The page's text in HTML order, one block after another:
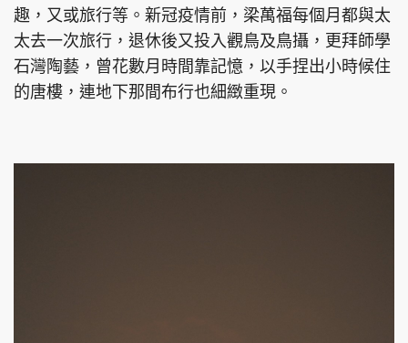
趣，又或旅行等。新冠疫情前，梁萬福每個月都與太
太去一次旅行，退休後又投入觀鳥及鳥攝，更拜師學
石灣陶藝，曾花數月時間靠記憶，以手捏出小時候住
的唐樓，連地下那間布行也細緻重現。